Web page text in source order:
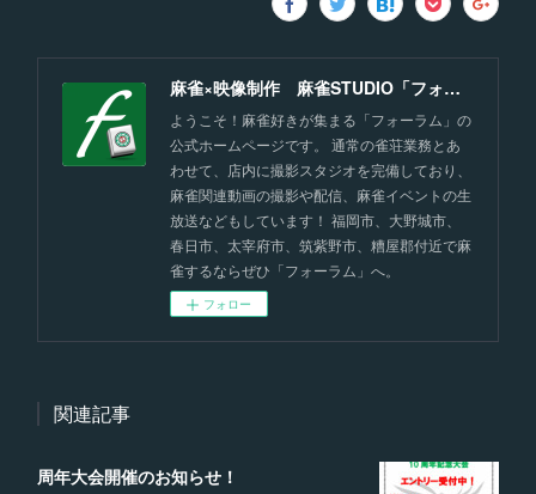
麻雀×映像制作 麻雀STUDIO「フォーラム」福岡
ようこそ！麻雀好きが集まる「フォーラム」の
公式ホームページです。 通常の雀荘業務とあ
わせて、店内に撮影スタジオを完備しており、
麻雀関連動画の撮影や配信、麻雀イベントの生
放送などもしています！ 福岡市、大野城市、
春日市、太宰府市、筑紫野市、糟屋郡付近で麻
雀するならぜひ「フォーラム」へ。
フォロー
関連記事
周年大会開催のお知らせ！